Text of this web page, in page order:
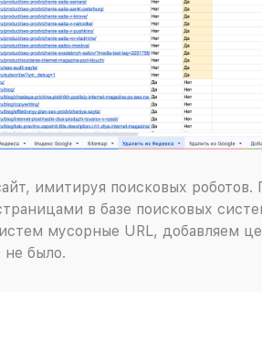
имитируя поисковых роботов.
в базе поисковых
мусорные URL, добавляем
не было.